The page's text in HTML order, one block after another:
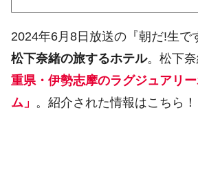
2024年6月8日放送の『朝だ!生で
松下奈緒の旅するホテル。松下
重県・伊勢志摩のラグジュアリ
ム」 。紹介された情報はこちら！